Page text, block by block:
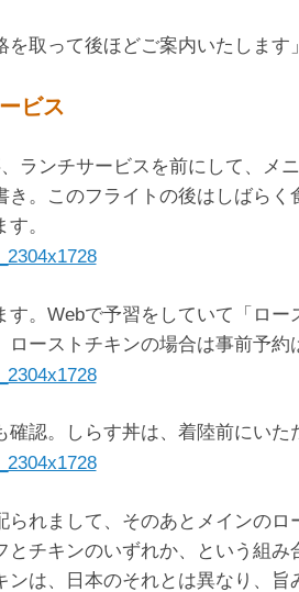
を取って後ほどご案内いたしま
ビス
ランチサービスを前にして、メ
き。このフライトの後はしばら
。
す。Webで予習をしていて「ロ
ローストチキンの場合は事前予約
確認。しらす丼は、着陸前にいた
られまして、そのあとメインの
とチキンのいずれか、という組
ンは、日本のそれとは異なり、旨